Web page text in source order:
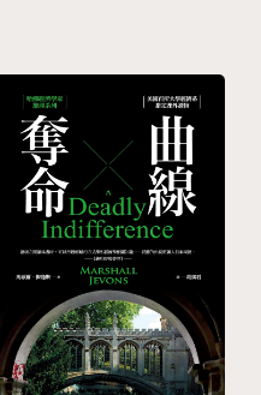
《流轉之年》、《微雨
、《漸進曲》。